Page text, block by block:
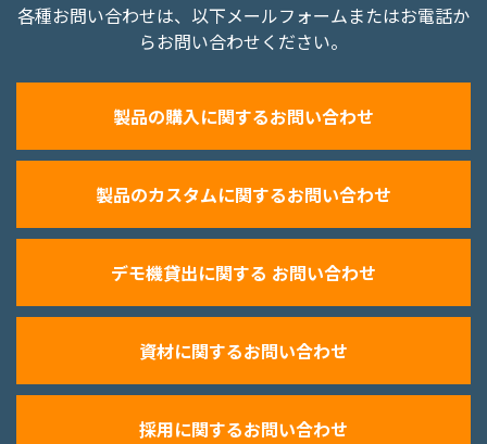
各種お問い合わせは、以下メールフォームまたはお電話か
らお問い合わせください。
製品の購入に関するお問い合わせ
製品のカスタムに関するお問い合わせ
デモ機貸出に関する お問い合わせ
資材に関するお問い合わせ
採用に関するお問い合わせ